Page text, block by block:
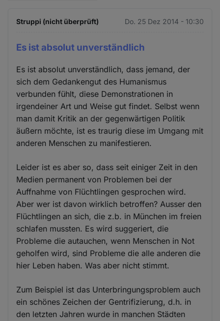
Struppi (nicht überprüft) Do. 25 Dez 2014 - 10:30
Es ist absolut unverständlich
Es ist absolut unverständlich, dass jemand, der
sich dem Gedankengut des Humanismus
verbunden fühlt, diese Demonstrationen in
irgendeiner Art und Weise gut findet. Selbst wenn
man damit Kritik an der gegenwärtigen Politik
äußern möchte, ist es traurig diese im Umgang mit
anderen Menschen zu manifestieren.
Leider ist es aber so, dass seit einiger Zeit in den
Medien permanent von Problemen bei der
Auffnahme von Flüchtlingen gesprochen wird.
Aber wer ist davon wirklich betroffen? Ausser den
Flüchtlingen an sich, die z.b. in München im freien
schlafen mussten. Es wird suggeriert, die
Probleme die autauchen, wenn Menschen in Not
geholfen wird, sind Probleme die alle anderen die
hier Leben haben. Was aber nicht stimmt.
Zum Beispiel ist das Unterbringungsproblem auch
ein schönes Zeichen der Gentrifizierung, d.h. in
den letzten Jahren wurde in manchen Städten